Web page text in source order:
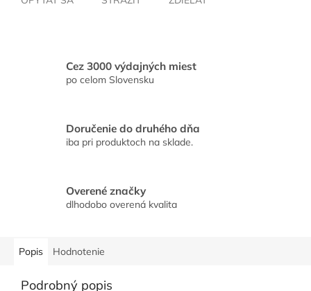
Cez 3000 výdajných miest
po celom Slovensku
Doručenie do druhého dňa
iba pri produktoch na sklade.
Overené značky
dlhodobo overená kvalita
Popis Hodnotenie
Podrobný popis